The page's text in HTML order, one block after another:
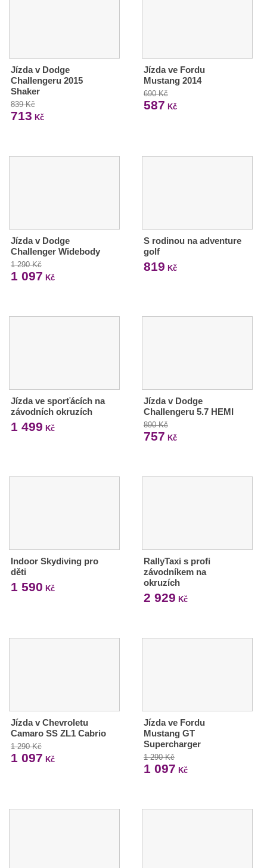
Jízda v Dodge
Challengeru 2015
Shaker
839 Kč
713 Kč
Jízda ve Fordu
Mustang 2014
690 Kč
587 Kč
Jízda v Dodge
Challenger Widebody
1 290 Kč
1 097 Kč
S rodinou na adventure
golf
819 Kč
Jízda ve sporťácích na
závodních okruzích
1 499 Kč
Jízda v Dodge
Challengeru 5.7 HEMI
890 Kč
757 Kč
Indoor Skydiving pro
děti
1 590 Kč
RallyTaxi s profi
závodníkem na
okruzích
2 929 Kč
Jízda v Chevroletu
Camaro SS ZL1 Cabrio
1 290 Kč
1 097 Kč
Jízda ve Fordu
Mustang GT
Supercharger
1 290 Kč
1 097 Kč